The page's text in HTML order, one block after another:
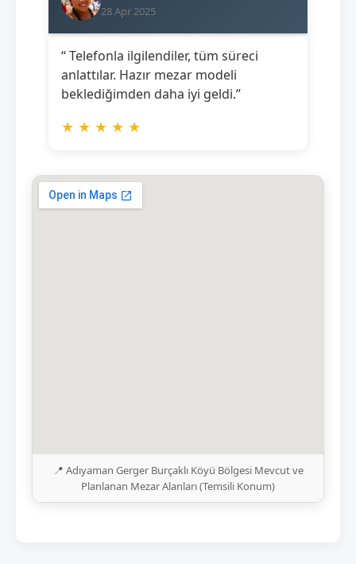
28 Apr 2025
“ Telefonla ilgilendiler, tüm süreci
anlattılar. Hazır mezar modeli
beklediğimden daha iyi geldi.”
★ ★ ★ ★ ★
📍 Adıyaman Gerger Burçaklı Köyü Bölgesi Mevcut ve
Planlanan Mezar Alanları (Temsili Konum)